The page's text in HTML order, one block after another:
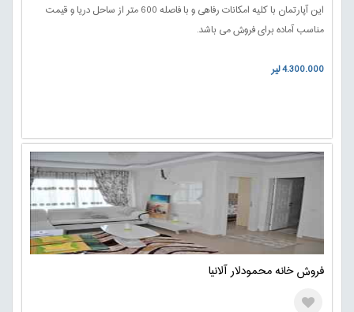
این آپارتمان با کلیه امکانات رفاهی و با فاصله 600 متر از ساحل دریا و قیمت
مناسب آماده برای فروش می باشد.
4.300.000 لیر
فروش خانه محمودلار آلانیا